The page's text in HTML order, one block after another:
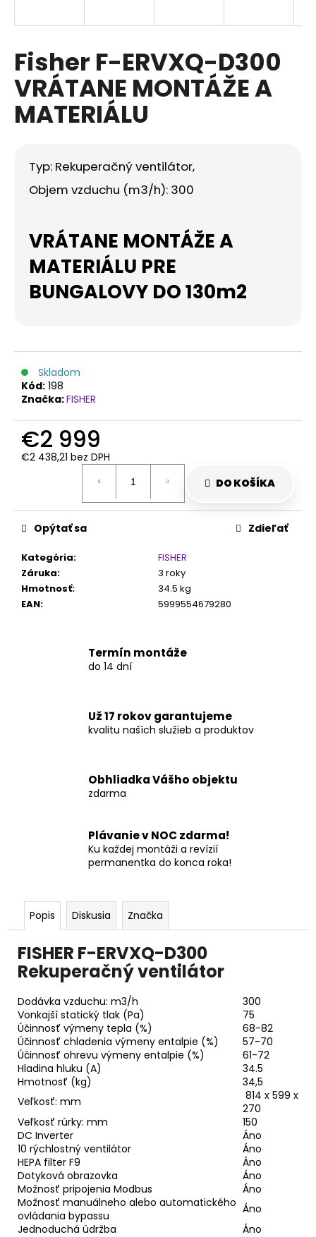
Fisher F-ERVXQ-D300
VRÁTANE MONTÁŽE A
MATERIÁLU
Typ: Rekuperačný ventilátor,
Objem vzduchu (m3/h): 300
VRÁTANE MONTÁŽE A
MATERIÁLU PRE
BUNGALOVY DO 130m2
Skladom
Kód: 198
Značka:FISHER
€2 999
€2 438,21 bez DPH
DO KOŠÍKA
Kategória:
FISHER
Záruka:
3 roky
Hmotnosť:
34.5 kg
EAN: 5999554679280
Opýtať sa Zdieľať
Termín montáže
do 14 dní
Už 17 rokov garantujeme
kvalitu naších služieb a produktov
Obhliadka Vášho objektu
zdarma
Plávanie v NOC zdarma!
Ku každej montáži a revízií
permanentka do konca roka!
Popis Diskusia Značka
FISHER F-ERVXQ-D300
Rekuperačný ventilátor
Dodávka vzduchu: m3/h
300
Vonkajší statický tlak (Pa)
75
Účinnosť výmeny tepla (%)
68-82
Účinnosť chladenia výmeny entalpie (%)
57-70
Účinnosť ohrevu výmeny entalpie (%)
61-72
Hladina hluku (A)
34.5
Hmotnosť (kg)
34,5
Veľkosť: mm
814 x 599 x
270
Veľkosť rúrky: mm
150
DC Inverter
Áno
10 rýchlostný ventilátor
Áno
HEPA filter F9
Áno
Dotyková obrazovka
Áno
Možnosť pripojenia Modbus
Áno
Možnosť manuálneho alebo automatického
ovládania bypassu
Áno
Jednoduchá údržba
Áno
s
ť
?
HĽADAŤ
m
e